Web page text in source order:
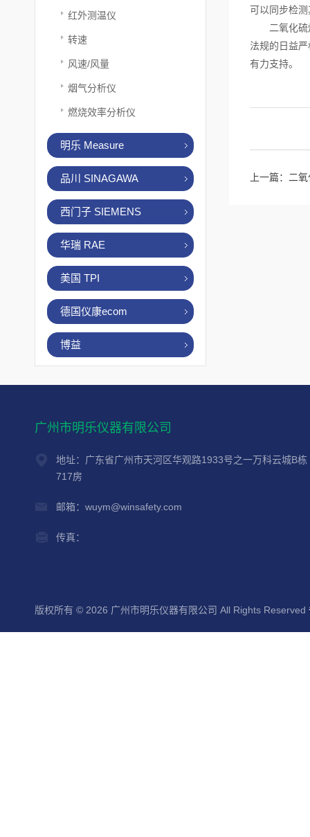
红外测温仪
转速
风速/风量
烟气分析仪
燃烧效率分析仪
明乐 Measure
品川 SINAGAWA
西门子 SIEMENS
华瑞 RAE
美国 TPI
德国仪康ecom
博益
可以同步检
二氧化硫烟
法规的日益
有力支持。
上一篇： 二
广州市明乐仪器有限公司
地址：广东省广州市天河区华观路1933号之一万科云城B栋
717房
邮箱：wuym@winsafety.com
传真：
版权所有 © 2026 广州市明乐仪器有限公司 All Rights Reserved